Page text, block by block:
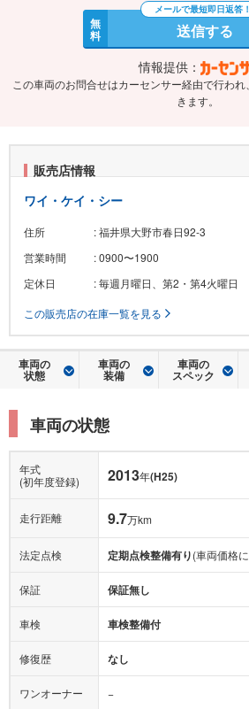
無
料 送信する
情報提供：
この車両のお問合せはカーセンサー経由で行わ
きます。
販売店情報
ワイ・ケイ・シー
住所
: 福井県大野市春日92-3
営業時間
: 0900〜1900
定休日
: 毎週月曜日、第2・第4火曜日
この販売店の在庫一覧を見る
車両の
状態
車両の
装備
車両の
スペック
車両の状態
年式
(初年度登録)
2013年(H25)
走行距離 9.7万km
法定点検 定期点検整備有り(車両価格
保証 保証無し
車検 車検整備付
修復歴 なし
ワンオーナー −